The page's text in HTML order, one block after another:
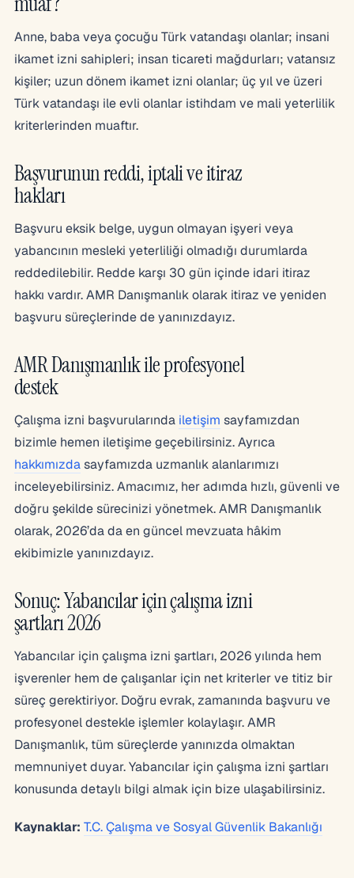
Anne, baba veya çocuğu Türk vatandaşı olanlar; insani
ikamet izni sahipleri; insan ticareti mağdurları; vatansız
kişiler; uzun dönem ikamet izni olanlar; üç yıl ve üzeri
Türk vatandaşı ile evli olanlar istihdam ve mali yeterlilik
kriterlerinden muaftır.
Başvurunun reddi, iptali ve itiraz
hakları
Başvuru eksik belge, uygun olmayan işyeri veya
yabancının mesleki yeterliliği olmadığı durumlarda
reddedilebilir. Redde karşı 30 gün içinde idari itiraz
hakkı vardır. AMR Danışmanlık olarak itiraz ve yeniden
başvuru süreçlerinde de yanınızdayız.
AMR Danışmanlık ile profesyonel
destek
Çalışma izni başvurularında iletişim sayfamızdan
bizimle hemen iletişime geçebilirsiniz. Ayrıca
hakkımızdasayfamızda uzmanlık alanlarımızı
inceleyebilirsiniz. Amacımız, her adımda hızlı, güvenli ve
doğru şekilde sürecinizi yönetmek. AMR Danışmanlık
olarak, 2026’da da en güncel mevzuata hâkim
ekibimizle yanınızdayız.
Sonuç: Yabancılar için çalışma izni
şartları 2026
Yabancılar için çalışma izni şartları, 2026 yılında hem
işverenler hem de çalışanlar için net kriterler ve titiz bir
süreç gerektiriyor. Doğru evrak, zamanında başvuru ve
profesyonel destekle işlemler kolaylaşır. AMR
Danışmanlık, tüm süreçlerde yanınızda olmaktan
memnuniyet duyar. Yabancılar için çalışma izni şartları
konusunda detaylı bilgi almak için bize ulaşabilirsiniz.
Kaynaklar: T.C. Çalışma ve Sosyal Güvenlik Bakanlığı